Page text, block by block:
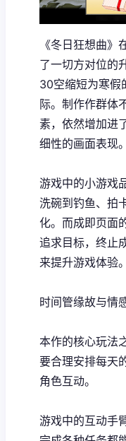
《冬日狂想曲
了一切方对位的
30空缩短为寒假
际。制作作群体
素，依然增加进
细性的画面表现。
游戏中的小游戏
洗碗到钓鱼、拍
化。而​​成即页面
追求目标，终止
来提升游戏体验。
时间管缘故与情
本作的核心玩法
要合理安排每天
角色互动。
游戏中的​​互动手